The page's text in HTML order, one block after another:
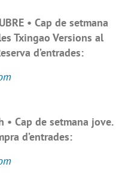
• Cap de setmana
Txingao Versions al
d’entrades:
• Cap de setmana jove.
d’entrades: